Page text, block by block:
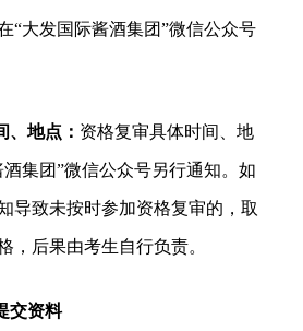
“大发国际酱酒集团”微信公众号
、地点： 资格复审具体时间、地
集团”微信公众号另行通知。如
导致未按时参加资格复审的，取
，后果由考生自行负责。
交资料